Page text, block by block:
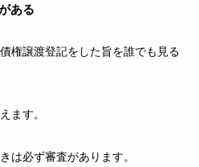
ある
権譲渡登記をした旨を誰でも見る
ます。
は必ず審査があります。